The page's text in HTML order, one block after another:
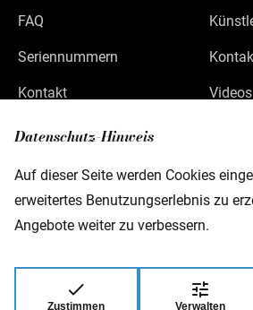
Datenschutz-Hinweis
Auf dieser Seite werden Cookies
erweitertes Benutzungserlebnis zu
Angebote weiter zu verbessern.
Zustimmen Verwalten
FAQ
Seriennummern
Kontakt Videos
Gewerbepark 46
D-08258 Markneukirchen
© 2026 Warwick GmbH & Co Music Equipment